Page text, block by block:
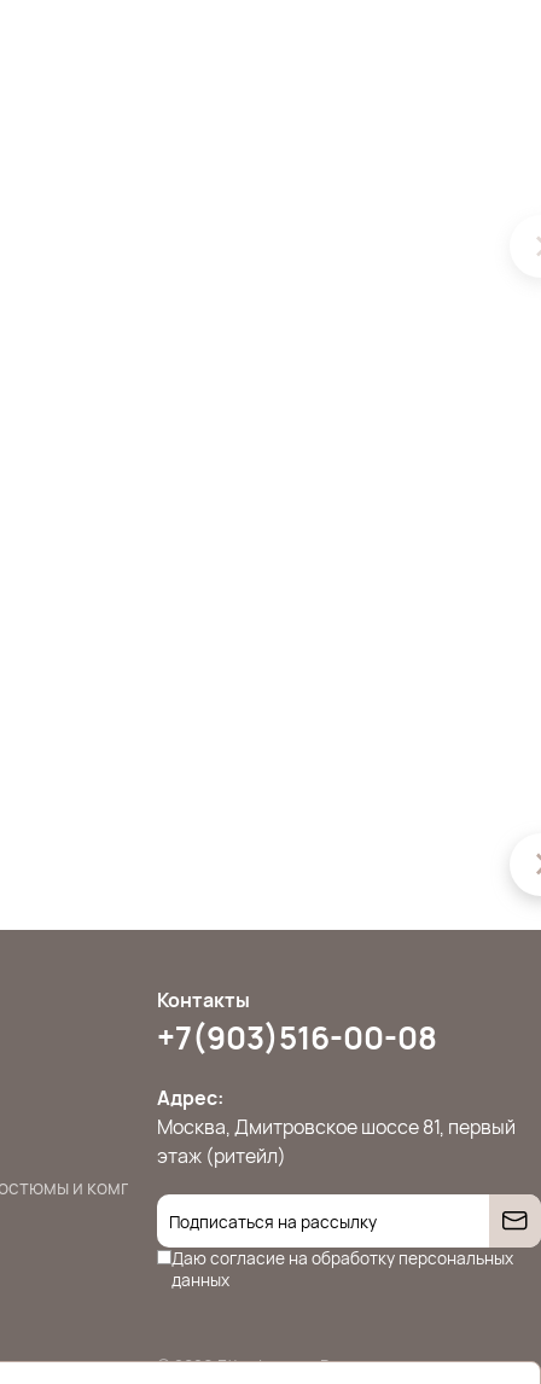
и комплекты
Контакты
+7(903)516-00-08
Адрес:
Москва, Дмитровское шоссе 81, первый
этаж (ритейл)
Даю согласие на обработку персональных
данных
© 2026 Ettoplus.ru — Все права защищены.